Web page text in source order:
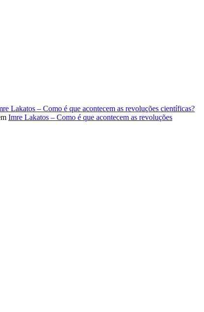
Lakatos – Como é que acontecem as revoluções científicas?
Imre Lakatos – Como é que acontecem as revoluções